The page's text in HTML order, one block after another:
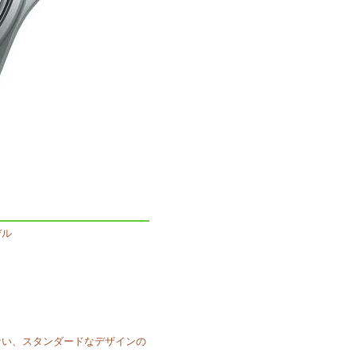
、スタンダードなデザインの